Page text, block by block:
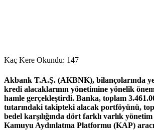
Kaç Kere Okundu: 147
Akbank T.A.Ş. (AKBNK), bilançolarında
kredi alacaklarının yönetimine yönelik
hamle gerçekleştirdi. Banka, toplam
tutarındaki takipteki alacak portföyünü,
bedel karşılığında dört farklı varlık
Kamuyu Aydınlatma Platformu (KAP)